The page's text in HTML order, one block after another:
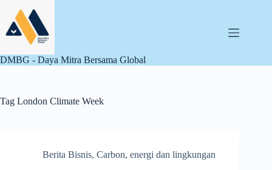
content
DMBG - Daya Mitra Bersama Global
Tag London Climate Week
Berita Bisnis, Carbon, energi dan lingkungan